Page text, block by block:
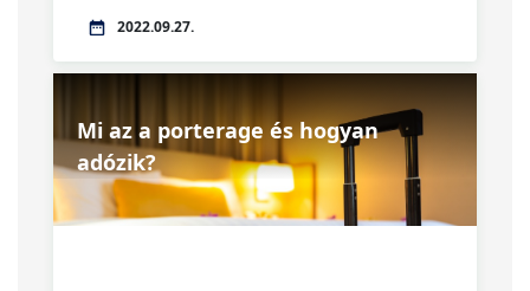
2022.09.27.
Mi az a porterage és hogyan
adózik?